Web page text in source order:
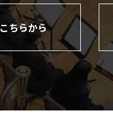
こちらから